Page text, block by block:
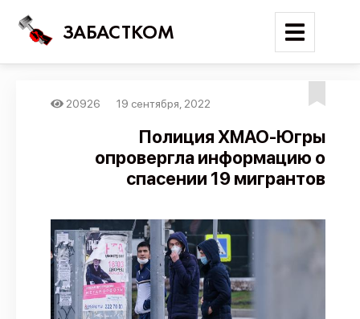
ЗАБАСТКОМ
Поиск
Карта событий
Трудовые конфликты
Отчеты
Предложить публикацию
20926 19 сентября, 2022
Полиция ХМАО-Югры
опровергла информацию о
спасении 19 мигрантов